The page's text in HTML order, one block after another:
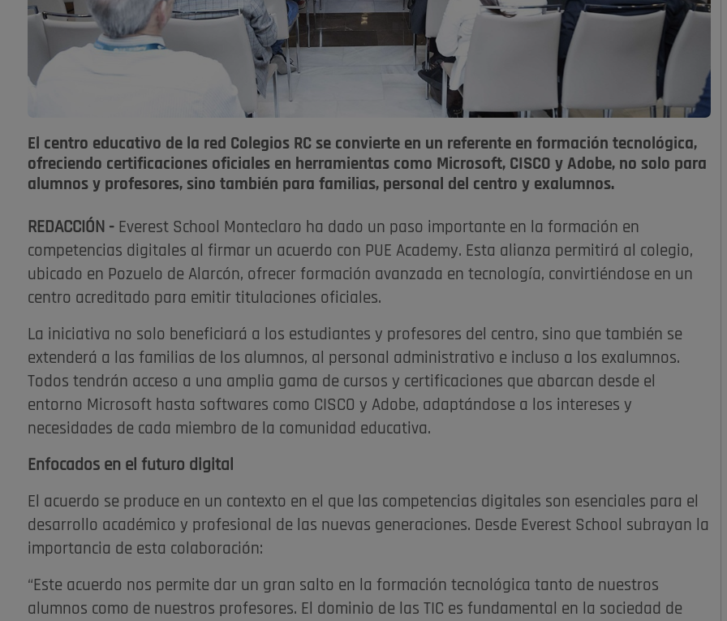
El centro educativo de la red Colegios RC se convierte en un referente en formación tecnológica,
ofreciendo certificaciones oficiales en herramientas como Microsoft, CISCO y Adobe, no solo para
alumnos y profesores, sino también para familias, personal del centro y exalumnos.
REDACCIÓN - Everest School Monteclaro ha dado un paso importante en la formación en
competencias digitales al firmar un acuerdo con PUE Academy. Esta alianza permitirá al colegio,
ubicado en Pozuelo de Alarcón, ofrecer formación avanzada en tecnología, convirtiéndose en un
centro acreditado para emitir titulaciones oficiales.
La iniciativa no solo beneficiará a los estudiantes y profesores del centro, sino que también se
extenderá a las familias de los alumnos, al personal administrativo e incluso a los exalumnos.
Todos tendrán acceso a una amplia gama de cursos y certificaciones que abarcan desde el
entorno Microsoft hasta softwares como CISCO y Adobe, adaptándose a los intereses y
necesidades de cada miembro de la comunidad educativa.
Enfocados en el futuro digital
El acuerdo se produce en un contexto en el que las competencias digitales son esenciales para el
desarrollo académico y profesional de las nuevas generaciones. Desde Everest School subrayan la
importancia de esta colaboración:
“Este acuerdo nos permite dar un gran salto en la formación tecnológica tanto de nuestros
alumnos como de nuestros profesores. El dominio de las TIC es fundamental en la sociedad de